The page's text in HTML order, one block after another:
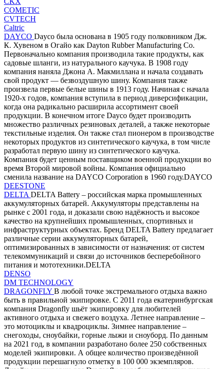
COMETIC
CVTECH
Caltric
DAYCO Dayco была основана в 1905 году полковником Дж.
К. Хувеном в Огайо как Dayton Rubber Manufacturing Co.
Первоначально компания производила такие продукты, как
садовые шланги, из натурального каучука. В 1908 году
компания наняла Джона А. Макмиллана и начала создавать
свой продукт — безвоздушную шину. Компания также
произвела первые белые шины в 1913 году. Начиная с начала
1920-х годов, компания вступила в период диверсификации,
когда она радикально расширила ассортимент своей
продукции. В конечном итоге Dayco будет производить
множество различных резиновых деталей, а также некоторые
текстильные изделия. Он также стал пионером в производстве
некоторых продуктов из синтетического каучука, в том числе
разработал первую шину из синтетического каучука.
Компания будет ценным поставщиком военной продукции во
время Второй мировой войны. Компания официально
сменила название на DAYCO Corporation в 1960 году.DAYCO
DEESTONE
DELTA DELTA Battery – российская марка промышленных
аккумуляторных батарей. Аккумуляторы представлены на
рынке с 2001 года, и доказали свою надёжность и высокое
качество на крупнейших промышленных, спортивных и
инфраструктурных объектах. Бренд DELTA Battery предлагает
различные серии аккумуляторных батарей,
оптимизированных в зависимости от назначения: от систем
телекоммуникаций и связи до источников бесперебойного
питания и мототехники.DELTA
DENSO
DM TECHNOLOGY
DRAGONFLY В любой точке экстремального отдыха важно
быть в правильной экипировке. С 2011 года екатеринбургская
компания Dragonfly шьёт экипировку для любителей
активного отдыха и свежего воздуха. Летнее направление –
это мотоциклы и квадроциклы. Зимнее направление –
снегоходы, сноубайки, горные лыжи и сноуборд. По данным
на 2021 год, в компании разработано более 250 собственных
моделей экипировки. А общее количество произведённой
продукции перешагнуло отметку в 100 000 экземпляров.